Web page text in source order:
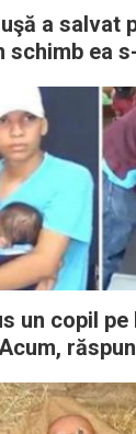
a salvat
schimb ea
un copil